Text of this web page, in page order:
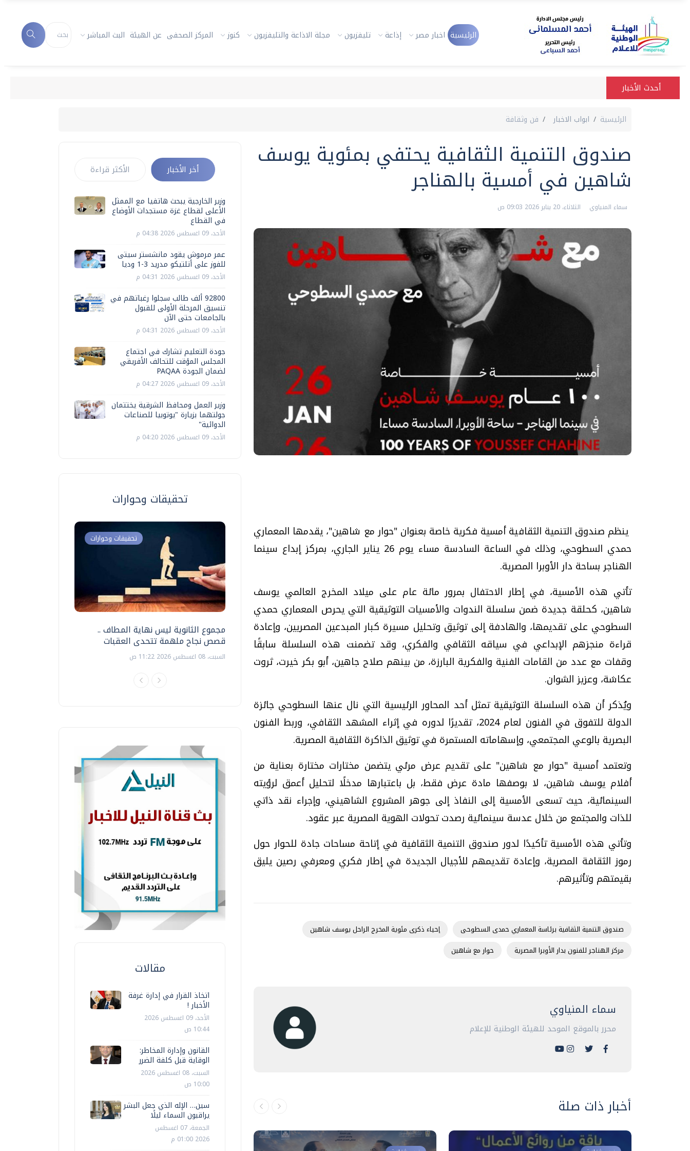
الرئيسية اخبار مصر إذاعة تليفزيون مجلة الاذاعة والتليفزيون كنوز المركز الصحفى عن الهيئة البث المباشر
أحدث الأخبار
الرئيسية ابواب الاخبار فن وثقافة
صندوق التنمية الثقافية يحتفي بمئوية يوسف
شاهين في أمسية بالهناجر
سماء المنياوي الثلاثاء، 20 يناير 2026 09:03 ص
ينظم صندوق التنمية الثقافية أمسية فكرية خاصة بعنوان "حوار مع شاهين"، يقدمها المعماري
حمدي السطوحي، وذلك في الساعة السادسة مساء يوم 26 يناير الجاري، بمركز إبداع سينما
الهناجر بساحة دار الأوبرا المصرية.
تأتي هذه الأمسية، في إطار الاحتفال بمرور مائة عام على ميلاد المخرج العالمي يوسف
شاهين، كحلقة جديدة ضمن سلسلة الندوات والأمسيات التوثيقية التي يحرص المعماري حمدي
السطوحي على تقديمها، والهادفة إلى توثيق وتحليل مسيرة كبار المبدعين المصريين، وإعادة
قراءة منجزهم الإبداعي في سياقه الثقافي والفكري، وقد تضمنت هذه السلسلة سابقًا
وقفات مع عدد من القامات الفنية والفكرية البارزة، من بينهم صلاح جاهين، أبو بكر خيرت، ثروت
عكاشة، وعزيز الشوان.
ويُذكر أن هذه السلسلة التوثيقية تمثل أحد المحاور الرئيسية التي نال عنها السطوحي جائزة
الدولة للتفوق في الفنون لعام 2024، تقديرًا لدوره في إثراء المشهد الثقافي، وربط الفنون
البصرية بالوعي المجتمعي، وإسهاماته المستمرة في توثيق الذاكرة الثقافية المصرية.
وتعتمد أمسية "حوار مع شاهين" على تقديم عرض مرئي يتضمن مختارات مختارة بعناية من
أفلام يوسف شاهين، لا بوصفها مادة عرض فقط، بل باعتبارها مدخلًا لتحليل أعمق لرؤيته
السينمائية، حيث تسعى الأمسية إلى النفاذ إلى جوهر المشروع الشاهيني، وإجراء نقد ذاتي
للذات والمجتمع من خلال عدسة سينمائية رصدت تحولات الهوية المصرية عبر عقود.
وتأتي هذه الأمسية تأكيدًا لدور صندوق التنمية الثقافية في إتاحة مساحات جادة للحوار حول
رموز الثقافة المصرية، وإعادة تقديمهم للأجيال الجديدة في إطار فكري ومعرفي رصين يليق
بقيمتهم وتأثيرهم.
صندوق التنمية الثقافية برئاسة المعماري حمدى السطوحى
إحياء ذكرى مئوية المخرج الراحل يوسف شاهين
مركز الهناجر للفنون بدار الأوبرا المصرية
حوار مع شاهين
سماء المنياوي
محرر بالموقع الموحد للهيئة الوطنية للإعلام
أخبار ذات صلة
أخر الأخبار الأكثر قراءة
وزير الخارجية يبحث هاتفيا مع الممثل
الأعلى لقطاع غزة مستجدات الأوضاع
في القطاع
الأحد، 09 اغسطس 2026 04:38 م
عمر مرموش يقود مانشستر سيتى
للفوز على أتلتيكو مدريد 3-1 وديا
الأحد، 09 اغسطس 2026 04:31 م
92800 ألف طالب سجلوا رغباتهم في
تنسيق المرحلة الأولى للقبول
بالجامعات حتى الآن
الأحد، 09 اغسطس 2026 04:31 م
جودة التعليم تشارك في اجتماع
المجلس المؤقت للتحالف الأفريقي
لضمان الجودة PAQAA
الأحد، 09 اغسطس 2026 04:27 م
وزير العمل ومحافظ الشرقية يختتمان
جولتهما بزيارة "يوتوبيا للصناعات
الدوائية"
الأحد، 09 اغسطس 2026 04:20 م
تحقيقات وحوارات
تحقيقات وحوارات
مجموع الثانوية ليس نهاية المطاف ..
قصص نجاح ملهمة تتحدى العقبات
السبت، 08 اغسطس 2026 11:22 ص
تحقيقات وحوارات
بعد إشعارات "جوجل" .. هل يمكن التنبوء
بالزلازل وكيف نتعامل معها؟
الثلاثاء، 04 اغسطس 2026 04:04 م
تحقيقات وحوارات
دليلك للتنسيق الجامعي .. تساؤلات
وإجابات
السبت، 01 اغسطس 2026 10:25 ص
تحقيقات وحوارات
فيديو.. الإعلام الرقمي.. تقنيات واعدة
وتحديات هائلة
مقالات
اتخاذ القرار في إدارة غرفة
الأخبار !
الأحد، 09 اغسطس 2026
10:44 ص
القانون وإدارة المخاطر:
الوقاية قبل كلفة الضرر
السبت، 08 اغسطس 2026
10:00 ص
سين… الإله الذي جعل البشر
يراقبون السماء ليلًا
الجمعة، 07 اغسطس
2026 01:00 م